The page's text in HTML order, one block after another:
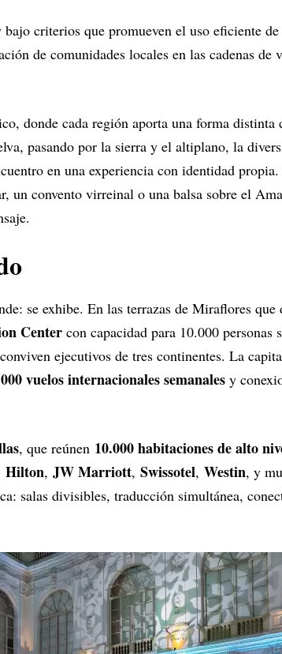
criterios que promueven el uso eficiente
de comunidades locales en las cadenas de
donde cada región aporta una forma distinta
pasando por la sierra y el altiplano, la
en una experiencia con identidad
un convento virreinal o una balsa sobre el
se exhibe. En las terrazas de Miraflores
Center con capacidad para 10.000 personas
ejecutivos de tres continentes. La
vuelos internacionales semanales y
, que reúnen 10.000 habitaciones de alto
Hilton, JW Marriott, Swissotel, Westin, y
salas divisibles, traducción simultánea,